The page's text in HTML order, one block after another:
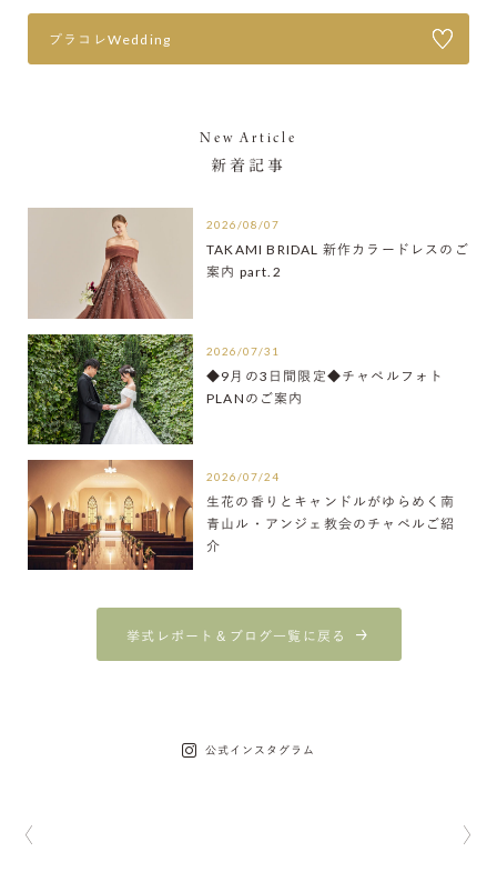
プラコレWedding
New Article
新着記事
2026/08/07
TAKAMI BRIDAL 新作カラードレスのご
案内 part.2
2026/07/31
◆9月の3日間限定◆チャペルフォト
PLANのご案内
2026/07/24
生花の香りとキャンドルがゆらめく南
青山ル・アンジェ教会のチャペルご紹
介
挙式レポート＆ブログ一覧に戻る
公式インスタグラム